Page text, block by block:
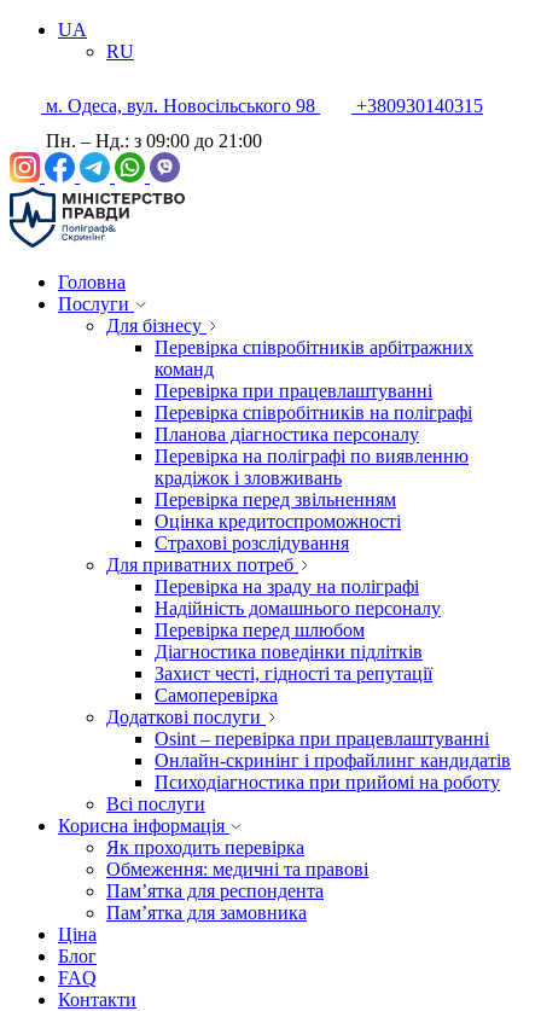
UA
RU
м. Одеса, вул. Новосільського 98
+380930140315
Пн. – Нд.: з 09:00 до 21:00
Головна
Послуги
Для бізнесу
Перевірка співробітників арбітражних
команд
Перевірка при працевлаштуванні
Перевірка співробітників на поліграфі
Планова діагностика персоналу
Перевірка на поліграфі по виявленню
крадіжок і зловживань
Перевірка перед звільненням
Оцінка кредитоспроможності
Страхові розслідування
Для приватних потреб
Перевірка на зраду на поліграфі
Надійність домашнього персоналу
Перевірка перед шлюбом
Діагностика поведінки підлітків
Захист честі, гідності та репутації
Самоперевірка
Додаткові послуги
Osint – перевірка при працевлаштуванні
Онлайн-скринінг і профайлинг кандидатів
Психодіагностика при прийомі на роботу
Всі послуги
Корисна інформація
Як проходить перевірка
Обмеження: медичні та правові
Пам’ятка для респондента
Пам’ятка для замовника
Ціна
Блог
FAQ
Контакти